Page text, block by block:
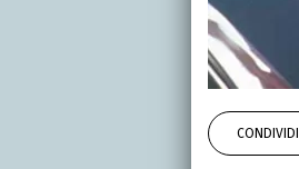
CONDIVIDI